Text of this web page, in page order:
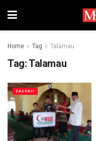
Home Tag Talamau
Tag:Talamau
DAERAH